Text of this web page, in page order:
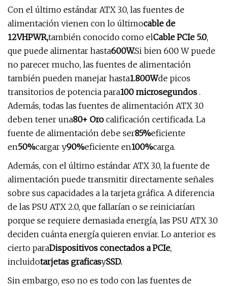
Con el último estándar ATX 3.0, las fuentes de
alimentación vienen con lo últimocable de
12VHPWR,también conocido como elCable PCIe 5.0,
que puede alimentar hasta600W.Si bien 600 W puede
no parecer mucho, las fuentes de alimentación
también pueden manejar hasta1.800Wde picos
transitorios de potencia para100 microsegundos .
Además, todas las fuentes de alimentación ATX 3.0
deben tener una80+ Oro calificación certificada. La
fuente de alimentación debe ser85%eficiente
en50%cargar y90%eficiente en100%carga.
Además, con el último estándar ATX 3.0, la fuente de
alimentación puede transmitir directamente señales
sobre sus capacidades a la tarjeta gráfica. A diferencia
de las PSU ATX 2.0, que fallarían o se reiniciarían
porque se requiere demasiada energía, las PSU ATX 3.0
deciden cuánta energía quieren enviar. Lo anterior es
cierto paraDispositivos conectados a PCIe,
incluidotarjetas graficasySSD.
Sin embargo, eso no es todo con las fuentes de